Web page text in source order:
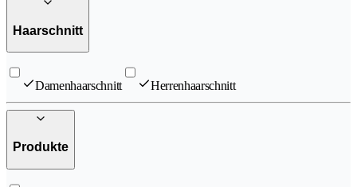
Haarschnitt
Damenhaarschnitt Herrenhaarschnitt
Produkte